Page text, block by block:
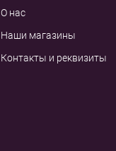
О нас
Наши магазины
Контакты и реквизиты